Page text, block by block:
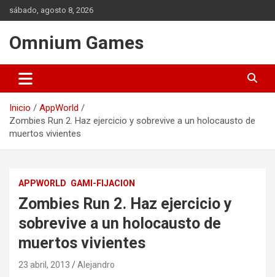
Saltar
al
sábado, agosto 8, 2026
Omnium Games
Inicio
AppWorld
Zombies Run 2. Haz ejercicio y sobrevive a un holocausto de
muertos vivientes
APPWORLD GAMI-FIJACION
Zombies Run 2. Haz ejercicio y
sobrevive a un holocausto de
muertos vivientes
23 abril, 2013 Alejandro